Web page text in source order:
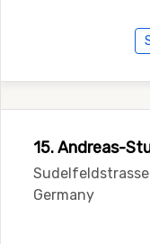
15. Andreas-
Germany